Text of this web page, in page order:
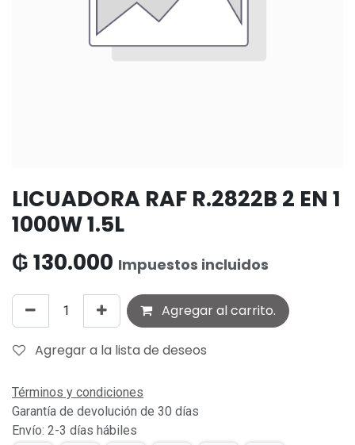
LICUADORA RAF R.2822B 2 EN 1
1000W 1.5L
₲130.000 Impuestos incluidos
Agregar al carrito.
Agregar a la lista de deseos
Términos y condiciones
Garantía de devolución de 30 días
Envío: 2-3 días hábiles